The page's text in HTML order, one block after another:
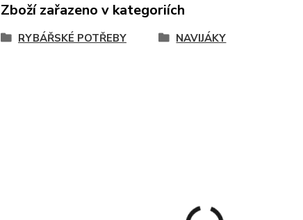
Zboží zařazeno v kategoriích
RYBÁŘSKÉ POTŘEBY NAVIJÁKY